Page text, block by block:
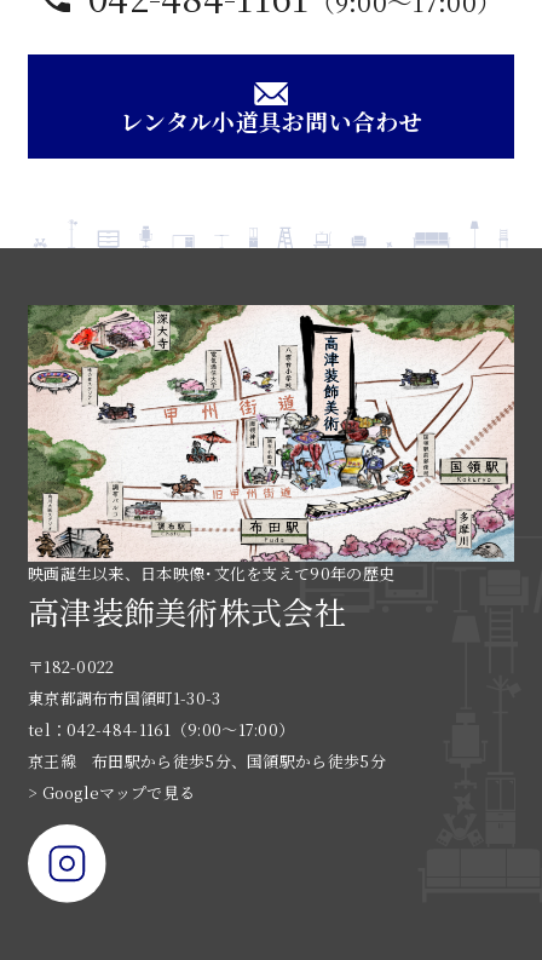
レンタル小道具お問い合わせ
映画誕生以来、日本映像･文化を支えて90年の歴史
高津装飾美術株式会社
〒182-0022
東京都調布市国領町1-30-3
tel：042-484-1161（9:00〜17:00）
京王線 布田駅から徒歩5分、国領駅から徒歩5分
> Googleマップで見る